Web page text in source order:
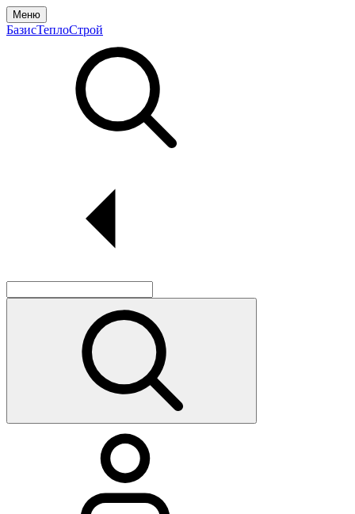
Меню
БазисТеплоСтрой